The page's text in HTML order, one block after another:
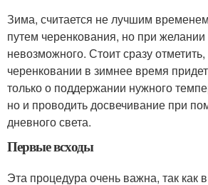
Зима, считается не лучшим
путем черенкования, но при желании
невозможного. Стоит сразу отметить,
черенковании в зимнее время
только о поддержании нужного
но и проводить досвечивание при
дневного света.
Первые всходы
Эта процедура очень важна, так как